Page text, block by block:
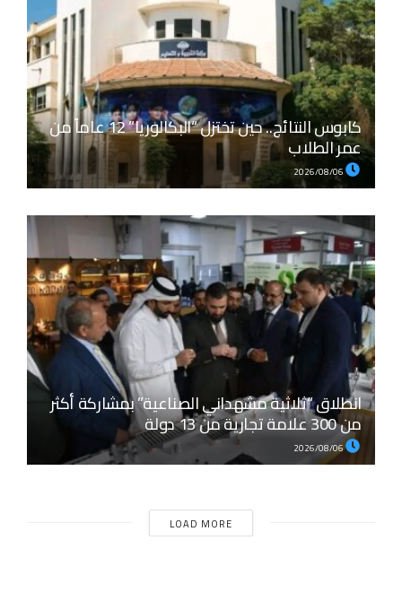
كابوس النتائج.. حين تختزل “البكالوريا” 12 عاماً من
عمر الطلاب
انطلاق “ثلاثية مشهداني الصناعية” بمشاركة أكثر
من 300 علامة تجارية من 13 دولة
2026/08/06
LOAD MORE